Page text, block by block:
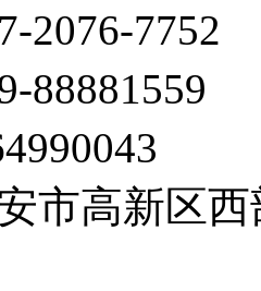
2076-7752
88881559
市高新区西